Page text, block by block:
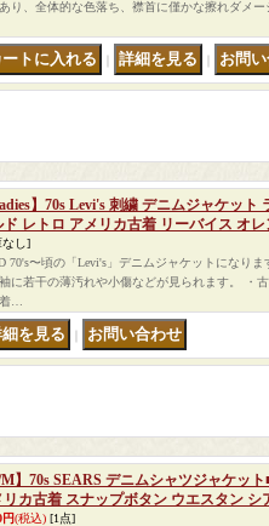
り、全体的な色落ち、襟首に僅かな擦れダメ
】70s Levi's 刺繍 デニムジャケッ
ド レトロ アメリカ古着 リーバイス オ
なし]
70's〜頃の「Levi's」デニムジャケットになり
に若干の薄汚れや小傷などが見られます。 ・
…
M】70s SEARS デニムシャツジャケッ
リカ古着 スナップボタン ウエスタン シ
円(税込) [1点]